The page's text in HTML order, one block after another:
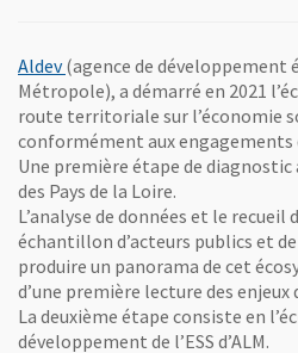
Aldev, Ouvre une nouvelle fenêtre
(agence de développement
Métropole), a démarré en 2021
route territoriale sur l’économie
conformément aux engagements
Une première étape de diagnostic
des Pays de la Loire.
L’analyse de données et le recueil
échantillon d’acteurs publics et de
produire un panorama de cet
d’une première lecture des
La deuxième étape consiste en
développement de l’ESS d’ALM.